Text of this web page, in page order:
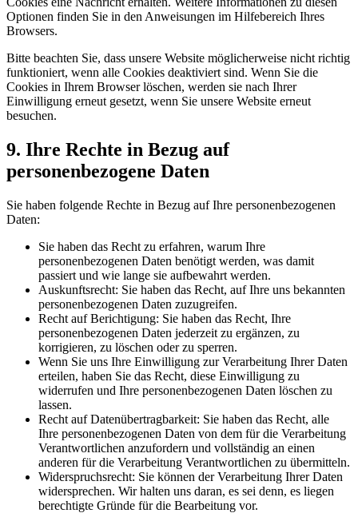
Optionen finden Sie in den Anweisungen im Hilfebereich Ihres
Browsers.
Bitte beachten Sie, dass unsere Website möglicherweise nicht richtig
funktioniert, wenn alle Cookies deaktiviert sind. Wenn Sie die
Cookies in Ihrem Browser löschen, werden sie nach Ihrer
Einwilligung erneut gesetzt, wenn Sie unsere Website erneut
besuchen.
9. Ihre Rechte in Bezug auf
personenbezogene Daten
Sie haben folgende Rechte in Bezug auf Ihre personenbezogenen
Daten:
Sie haben das Recht zu erfahren, warum Ihre
personenbezogenen Daten benötigt werden, was damit
passiert und wie lange sie aufbewahrt werden.
Auskunftsrecht: Sie haben das Recht, auf Ihre uns bekannten
personenbezogenen Daten zuzugreifen.
Recht auf Berichtigung: Sie haben das Recht, Ihre
personenbezogenen Daten jederzeit zu ergänzen, zu
korrigieren, zu löschen oder zu sperren.
Wenn Sie uns Ihre Einwilligung zur Verarbeitung Ihrer Daten
erteilen, haben Sie das Recht, diese Einwilligung zu
widerrufen und Ihre personenbezogenen Daten löschen zu
lassen.
Recht auf Datenübertragbarkeit: Sie haben das Recht, alle
Ihre personenbezogenen Daten von dem für die Verarbeitung
Verantwortlichen anzufordern und vollständig an einen
anderen für die Verarbeitung Verantwortlichen zu übermitteln.
Widerspruchsrecht: Sie können der Verarbeitung Ihrer Daten
widersprechen. Wir halten uns daran, es sei denn, es liegen
berechtigte Gründe für die Bearbeitung vor.